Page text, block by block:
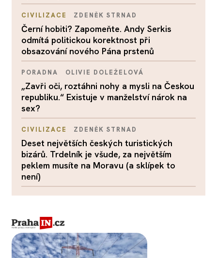
CIVILIZACE ZDENĚK STRNAD
Černí hobiti? Zapomeňte. Andy Serkis
odmítá politickou korektnost při
obsazování nového Pána prstenů
PORADNA OLIVIE DOLEŽELOVÁ
„Zavři oči, roztáhni nohy a mysli na Českou
republiku.“ Existuje v manželství nárok na
sex?
CIVILIZACE ZDENĚK STRNAD
Deset největších českých turistických
bizárů. Trdelník je všude, za největším
peklem musíte na Moravu (a sklípek to
není)